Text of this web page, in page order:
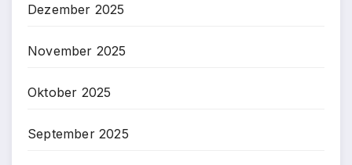
Dezember 2025
November 2025
Oktober 2025
September 2025